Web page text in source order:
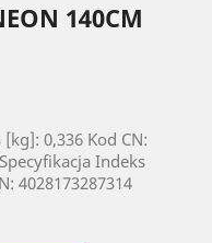
140CM
0,336 Kod CN:
Indeks
4028173287314